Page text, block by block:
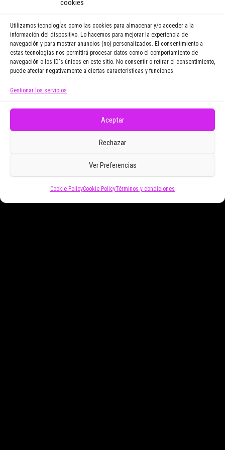
cookies
Utilizamos tecnologías como las cookies para almacenar y/o acceder a la
información del dispositivo. Lo hacemos para mejorar la experiencia de
navegación y para mostrar anuncios (no) personalizados. El consentimiento a
estas tecnologías nos permitirá procesar datos como el comportamiento de
navegación o los ID's únicos en este sitio. No consentir o retirar el consentimiento,
puede afectar negativamente a ciertas características y funciones.
Gestionar los servicios
Aceptar
Rechazar
Ver Preferencias
Cookie PolicyCookie PolicyTérminos y condiciones
noticias y reportajes que
Email Address
electrónicos promocionales de Zoomdestinos.es
Funciona gracias aWordPress |Tema:Envo Magazine